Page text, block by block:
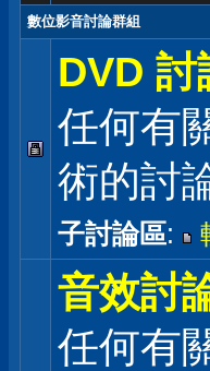
數位影音討論群組
DVD 討
任何有
術的討
子討論區:
音效討
任何有